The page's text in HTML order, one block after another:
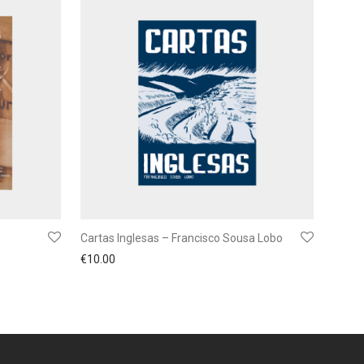
Cartas Inglesas – Francisco Sousa Lobo
€10.00